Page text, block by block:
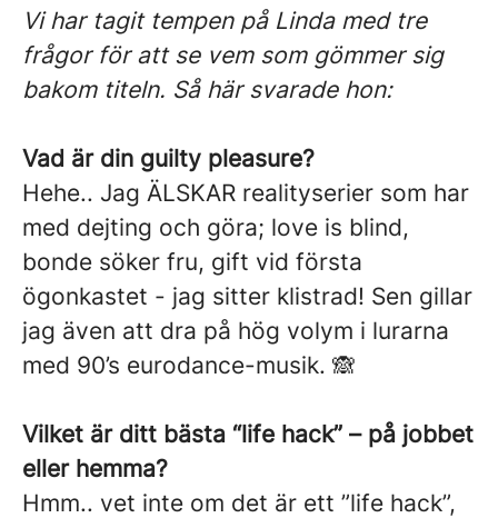
Vi har tagit tempen på Linda med tre
frågor för att se vem som gömmer sig
bakom titeln. Så här svarade hon:
Vad är din guilty pleasure?
Hehe.. Jag ÄLSKAR realityserier som har
med dejting och göra; love is blind,
bonde söker fru, gift vid första
ögonkastet - jag sitter klistrad! Sen gillar
jag även att dra på hög volym i lurarna
med 90’s eurodance-musik. 🙈
Vilket är ditt bästa “life hack” – på jobbet
eller hemma?
Hmm.. vet inte om det är ett ”life hack”,